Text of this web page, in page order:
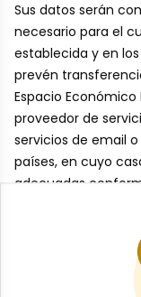
Sus datos serán
necesario para el
establecida y en
prevén
Espacio
proveedor de
servicios de email
países, en cuyo
adecuadas
privacidad UE–EE.
Redes